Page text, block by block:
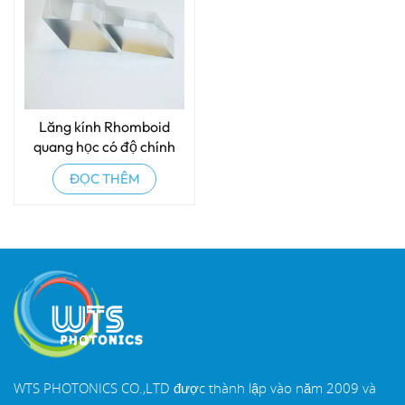
Lăng kính Rhomboid
quang học có độ chính
xác cao
ĐỌC THÊM
WTS PHOTONICS CO.,LTD được thành lập vào năm 2009 và